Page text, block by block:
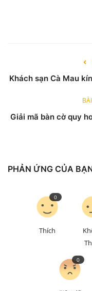
Khách sạn Cà Mau
Giải mã bàn cờ quy
PHẢN ỨNG CỦA
Thích
0
0